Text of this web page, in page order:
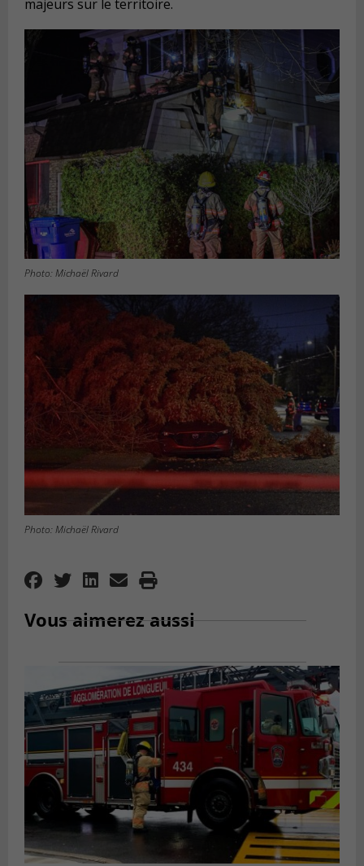
majeurs sur le territoire.
Photo: Michaël Rivard
Photo: Michaël Rivard
Vous aimerez aussi